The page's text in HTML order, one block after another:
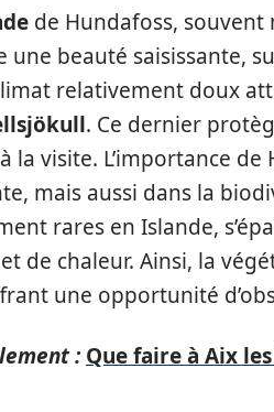
de Hundafoss,
une beauté saisissante,
relativement doux
. Ce dernier
la visite. L’importance
mais aussi dans la
rares en Islande,
de chaleur. Ainsi, la
une opportunité
: Que faire à Aix